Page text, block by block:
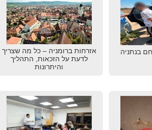
בנתניה
אזרחות ברומניה – כל מה שצריך
לדעת על הזכאות, התהליך
והיתרונות